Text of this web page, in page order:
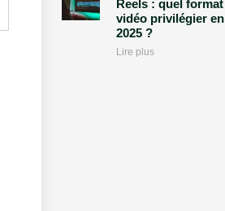
Reels : quel format
vidéo privilégier en
2025 ?
Lire plus